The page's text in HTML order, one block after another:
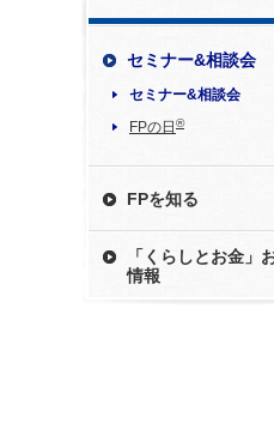
セミナー&相談会
セミナー&相談会
FPの日 ®
FPを知る
「くらしとお金」
情報